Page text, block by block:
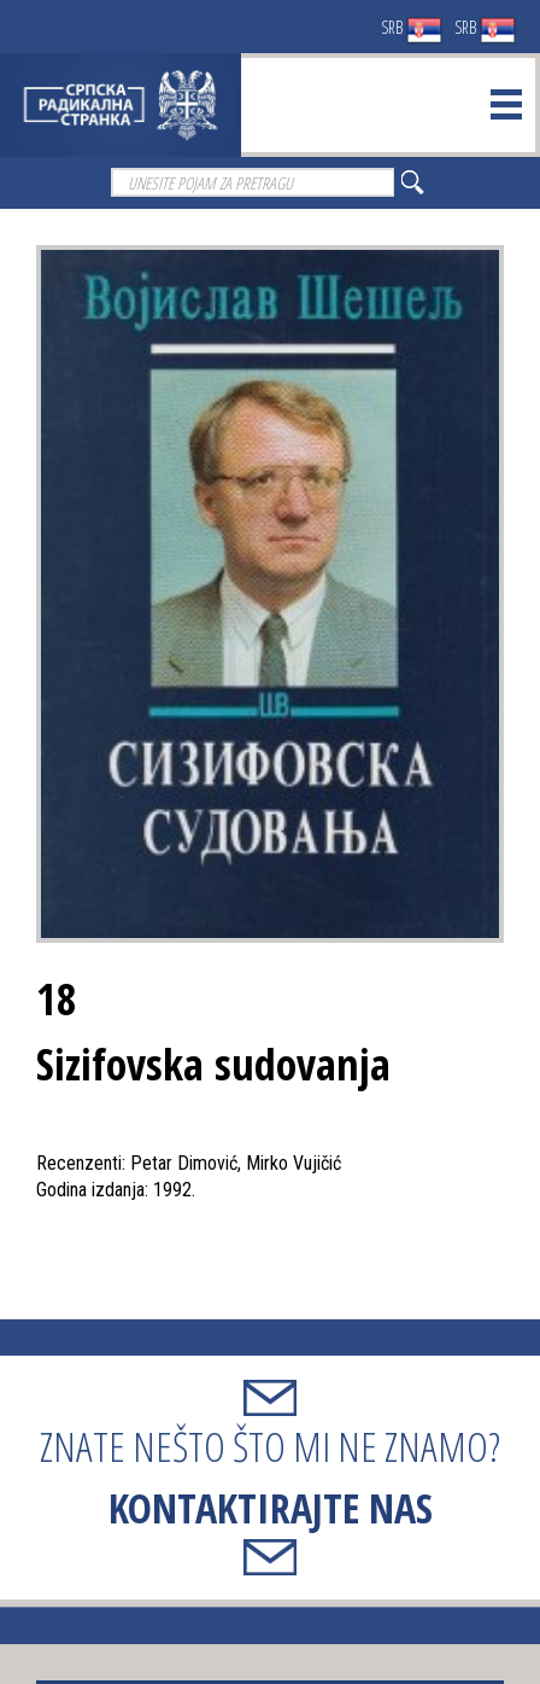
SRB SRB
18
Sizifovska sudovanja
Recenzenti: Petar Dimović, Mirko Vujičić
Godina izdanja: 1992.
ZNATE NEŠTO ŠTO MI NE ZNAMO?
KONTAKTIRAJTE NAS